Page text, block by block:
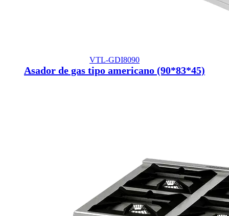
VTL-GDI8090
Asador de gas tipo americano (90*83*45)